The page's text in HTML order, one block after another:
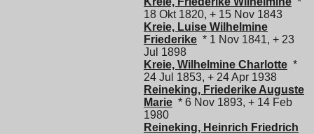
18 Okt 1820, + 15 Nov 1843
Kreie, Luise Wilhelmine
Friederike * 1 Nov 1841, + 23
Jul 1898
Kreie, Wilhelmine Charlotte *
24 Jul 1853, + 24 Apr 1938
Reineking, Friederike Auguste
Marie * 6 Nov 1893, + 14 Feb
1980
Reineking, Heinrich Friedrich